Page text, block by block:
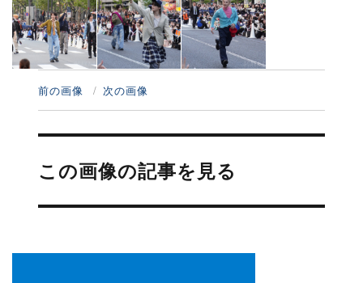
前の画像 次の画像
投
ナ
ビ
ー
この画像の記事を見る